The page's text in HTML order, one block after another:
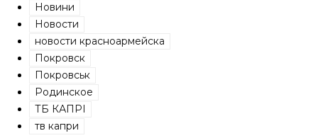
Новини
Новости
новости красноармейска
Покровск
Покровськ
Родинское
ТБ КАПРІ
тв капри